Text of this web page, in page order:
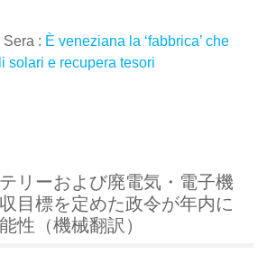
: È veneziana la ‘fabbrica’ che
solari e recupera tesori
リーおよび廃電気・電子機
目標を定めた政令が年内に
性（機械翻訳）